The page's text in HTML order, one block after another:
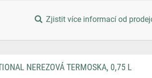
Zjistit více informací od
NEREZOVÁ TERMOSKA, 0,75 L